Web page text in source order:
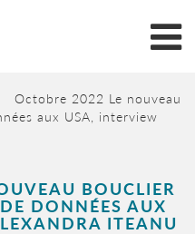
Octobre 2022 Le nouveau
aux USA, interview
BOUCLIER
DONNÉES AUX
ITEANU